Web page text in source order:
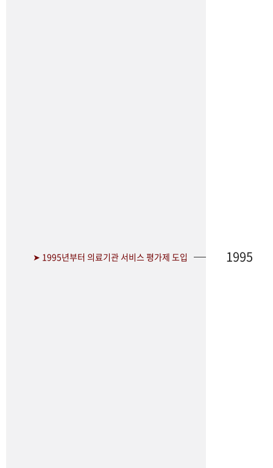
➤ 1995년부터 의료기관 서비스 평가제 도입 1995